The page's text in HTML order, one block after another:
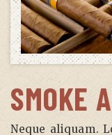
SMOKE
Neque aliquam.